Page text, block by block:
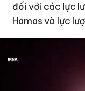
đối với các lực
Hamas và lực